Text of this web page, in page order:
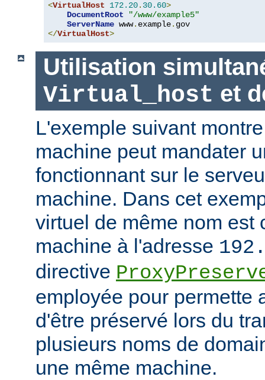
<VirtualHost 172.20. 30.60>
DocumentRoot
"/www/example5"
ServerName www. example.
</VirtualHost>
Utilisation
Virtual_host et
L'exemple suivant
machine peut mandater
fonctionnant sur le
machine. Dans cet
virtuel de même nom est
machine à l'adresse
directive
employée pour permette
d'être préservé lors du
plusieurs noms de
une même machine.